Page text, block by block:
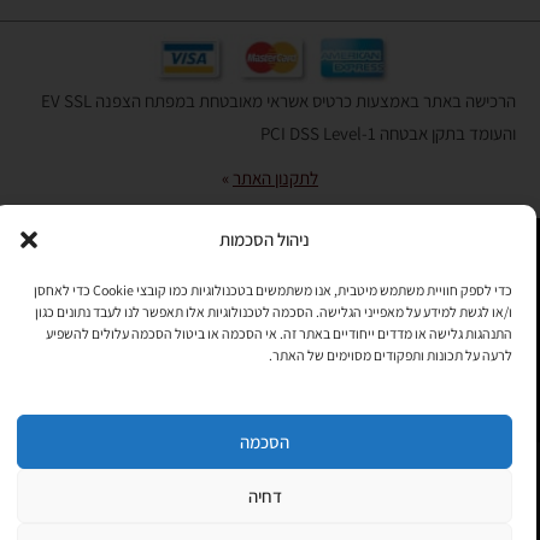
ניהול הסכמות
כדי לספק חוויית משתמש מיטבית, אנו משתמשים בטכנולוגיות כמו קובצי Cookie כדי לאחסן
ו/או לגשת למידע על מאפייני הגלישה. הסכמה לטכנולוגיות אלו תאפשר לנו לעבד נתונים כגון
התנהגות גלישה או מדדים ייחודיים באתר זה. אי הסכמה או ביטול הסכמה עלולים להשפיע
לרעה על תכונות ותפקודים מסוימים של האתר.
הסכמה
דחיה
הרכישה באתר באמצעות כרטיס אשראי מאובטחת במפתח הצפנה EV SSL
והעומד בתקן אבטחה PCI DSS Level-1
לתקנון האתר»
תהיו בקשר
רוצים לקבל מידי פעם מידע? מקסימום פעם בחודש. בלי פרסומות ובלי
להטריד. רק טיפים לשימושכם, מידע על דברים חדשים בחנות, מבצעים
וכדומה. מוזמנים להקליד את כתובת המייל שלכם:
Copyright © All rights ReservedJEPPETO 2020
PushUp | Digital Marketing